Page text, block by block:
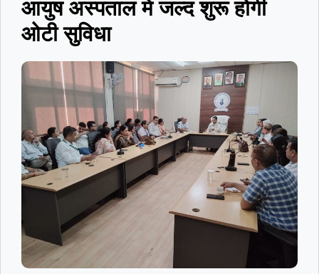
आयुष अस्पताल में जल्द शुरू होगी
ओटी सुविधा